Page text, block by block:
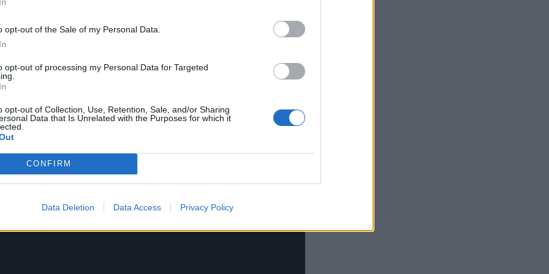
opt-out of the Sale of my Personal Data.
opt-out of processing my Personal Data for Targeted
opt-out of Collection, Use, Retention, Sale, and/or Sharing
Data that Is Unrelated with the Purposes for which it
CONFIRM
Data Deletion Data Access Privacy Policy
έχει διασωθεί στην Ελληνική
γάμος” που ξεκινά με το προξενιό δύο
Καθαρή Δευτέρα με την πορεία των